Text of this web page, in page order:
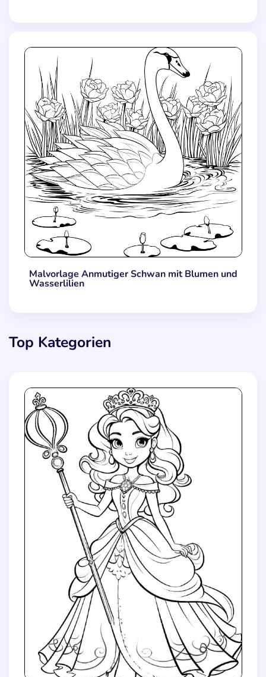
Malvorlage Anmutiger Schwan mit Blumen und
Wasserlilien
Top Kategorien